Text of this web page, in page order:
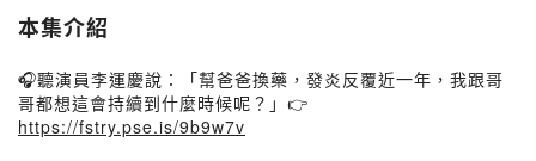
本集介紹
🎧聽演員李運慶說：「幫爸爸換藥，發炎反覆近一年，我跟哥
哥都想這會持續到什麼時候呢？」👉
https://fstry.pse.is/9b9w7v